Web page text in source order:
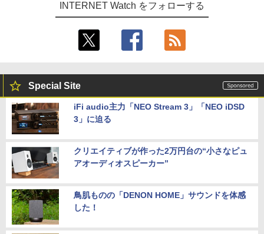
INTERNET Watch をフォローする
Special Site
iFi audio主力「NEO Stream 3」「NEO iDSD
3」に迫る
クリエイティブが作った2万円台の“小さなピュ
アオーディオスピーカー”
鳥肌ものの「DENON HOME」サウンドを体感
した！